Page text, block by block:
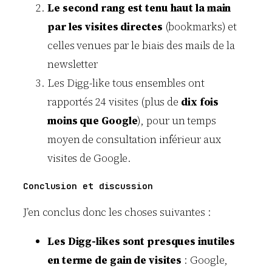
Le second rang est tenu haut la main
par les visites directes (bookmarks) et
celles venues par le biais des mails de la
newsletter
Les Digg-like tous ensembles ont
rapportés 24 visites (plus de dix fois
moins que Google), pour un temps
moyen de consultation inférieur aux
visites de Google.
Conclusion et discussion
J’en conclus donc les choses suivantes :
Les Digg-likes sont presques inutiles
en terme de gain de visites : Google,